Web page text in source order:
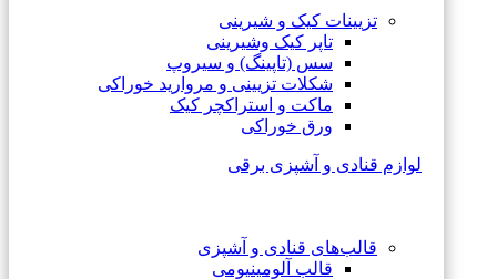
تزیینات کیک و شیرینی
تاپر کیک وشیرینی
سس (تاپینگ) و سیروپ
شکلات تزیینی و مروارید خوراکی
ماکت و استراکچر کیک
ورق خوراکی
لوازم قنادی و آشپزی برقی
قالب‌های قنادی و آشپزی
قالب آلومینیومی